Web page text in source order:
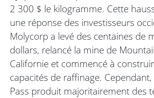
2 300 $ le kilogramme. Cette
une réponse des investisseurs
Molycorp a levé des centaines de
dollars, relancé la mine de
Californie et commencé à
capacités de raffinage.
Pass produit majoritairement des